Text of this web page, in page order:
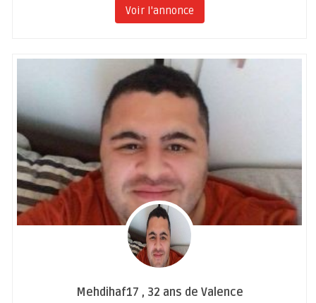
Voir l'annonce
Mehdihaf17 , 32 ans de Valence